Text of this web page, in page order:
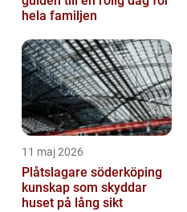
hela familjen
11 maj 2026
Plåtslagare söderköping
kunskap som skyddar
huset på lång sikt